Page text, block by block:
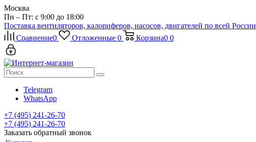
Москва
Пн – Пт: с 9:00 до 18:00
Поставка вентиляторов, калориферов, насосов, двигателей по всей России
Сравнение0 Отложенные 0 Корзина0 0
Telegram
WhatsApp
+7 (495) 241-26-70
+7 (495) 241-26-70
Заказать обратный звонок